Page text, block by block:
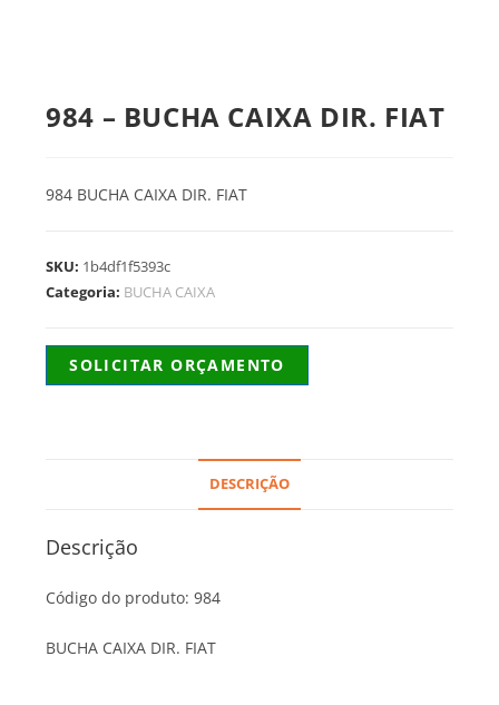
984 – BUCHA CAIXA DIR. FIAT
984 BUCHA CAIXA DIR. FIAT
SKU: 1b4df1f5393c
Categoria: BUCHA CAIXA
SOLICITAR ORÇAMENTO
DESCRIÇÃO
Descrição
Código do produto: 984
BUCHA CAIXA DIR. FIAT